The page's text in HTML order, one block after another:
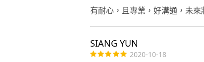
有耐心，且專業，好溝通，未來
SIANG YUN
2020-10-18